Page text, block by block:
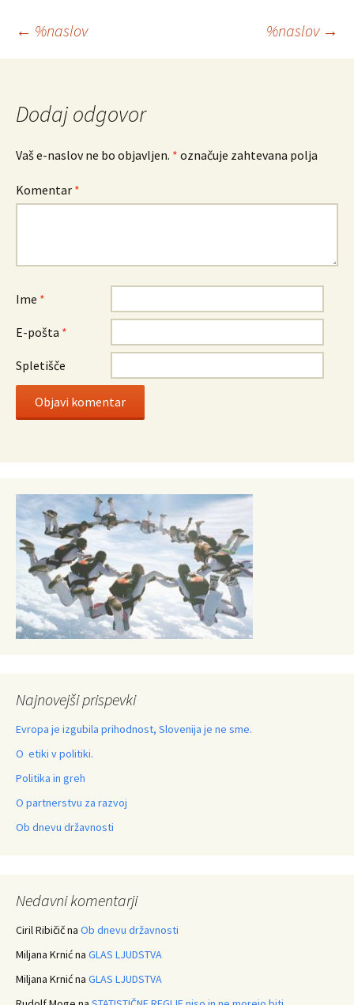
Krmarjenje
po
prispevkih
← %naslov %naslov →
Dodaj odgovor
Vaš e-naslov ne bo objavljen. * označuje zahtevana polja
Komentar *
Ime *
E-pošta *
Spletišče
Najnovejši prispevki
Evropa je izgubila prihodnost, Slovenija je ne sme.
O etiki v politiki.
Politika in greh
O partnerstvu za razvoj
Ob dnevu državnosti
Nedavni komentarji
Ciril Ribičična Ob dnevu državnosti
Miljana Krnićna GLAS LJUDSTVA
Miljana Krnićna GLAS LJUDSTVA